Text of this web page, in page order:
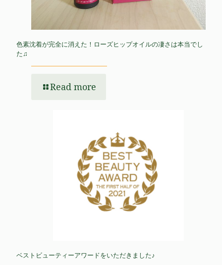
色素沈着が完全に消えた！ローズヒップオイルの凄さは本当でし
た♫
Read more
ベストビューティーアワードをいただきました♪